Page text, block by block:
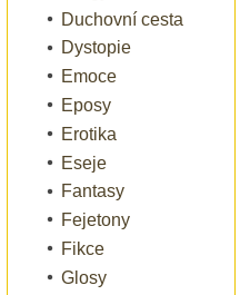
Duchovní cesta
Dystopie
Emoce
Eposy
Erotika
Eseje
Fantasy
Fejetony
Fikce
Glosy